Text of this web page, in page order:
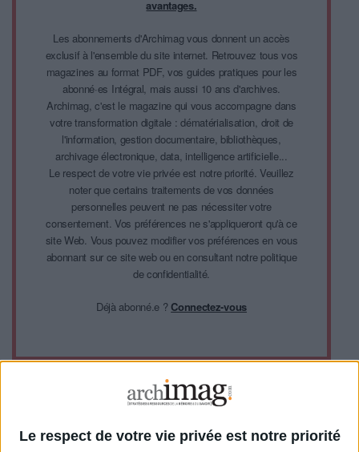
Le respect de votre vie privée est notre priorité
avantages.
Les abonnements d'Archimag vous donnent un accès
exclusif à l'ensemble du site internet. Retrouvez tous vos
magazines au format PDF, vos guides pratiques pour les
abonné·es Intégral, mais aussi 10 ans d'archives.
Archimag, c'est le magazine qui vous accompagne dans
votre transformation digitale : dématérialisation, droit de
l'information, gestion documentaire, bibliothèques,
archivage électronique, data, intelligence artificielle...
Le respect de votre vie privée est notre priorité. Veuillez
noter que certains traitements de vos données
personnelles peuvent ne pas nécessiter votre
consentement. Vos préférences ne s'appliqueront qu'à ce
site Web. Vous pouvez modifier vos préférences en vous
abonnant sur ce site web ou en consultant notre politique
de confidentialité.
Déjà abonné.e ?Connectez-vous
Veille en market intelligence : panorama des logiciels et conseils pour